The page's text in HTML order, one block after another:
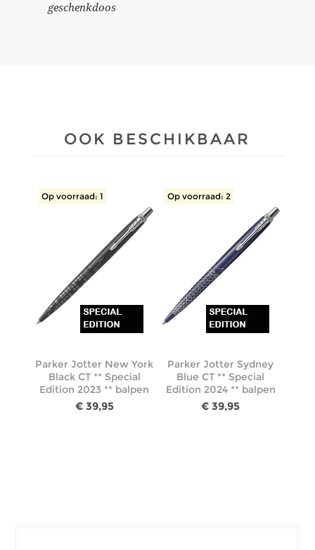
geschenkdoos
OOK BESCHIKBAAR
Op voorraad: 1
Parker Jotter New York
Black CT ** Special
Edition 2023 ** balpen
€ 39,95
Op voorraad: 2
Parker Jotter Sydney
Blue CT ** Special
Edition 2024 ** balpen
€ 39,95